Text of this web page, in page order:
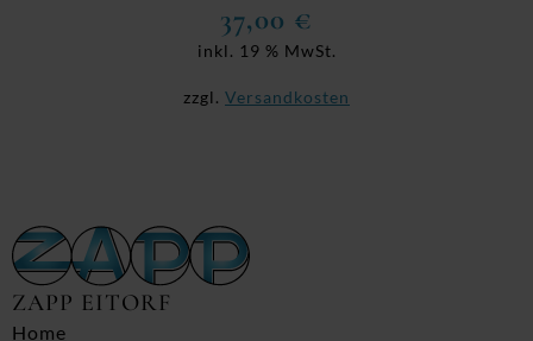
37,00 €
inkl. 19 % MwSt.
zzgl. Versandkosten
ZAPP EITORF
Home